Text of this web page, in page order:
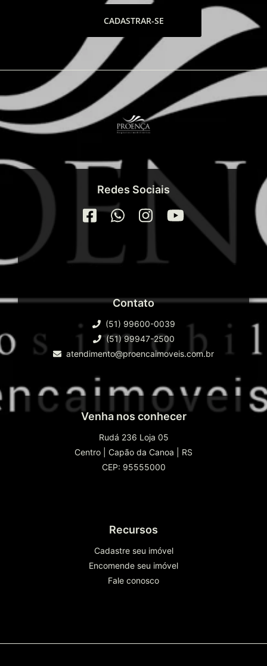
CADASTRAR-SE
Redes Sociais
Contato
(51) 99600-0039
(51) 99947-2500
atendimento@proencaimoveis.com.br
Venha nos conhecer
Rudá 236 Loja 05
Centro
Capão da Canoa
RS
CEP: 95555000
Recursos
Cadastre seu imóvel
Encomende seu imóvel
Fale conosco